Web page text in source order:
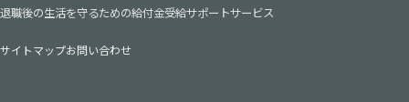
退職後の生活を守るための給付金受給サポートサービス
サイトマップお問い合わせ